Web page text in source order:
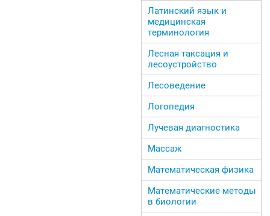
Латинский язык и
медицинская
терминология
Лесная таксация и
лесоустройство
Лесоведение
Логопедия
Лучевая диагностика
Массаж
Математическая физика
Математические методы
в биологии